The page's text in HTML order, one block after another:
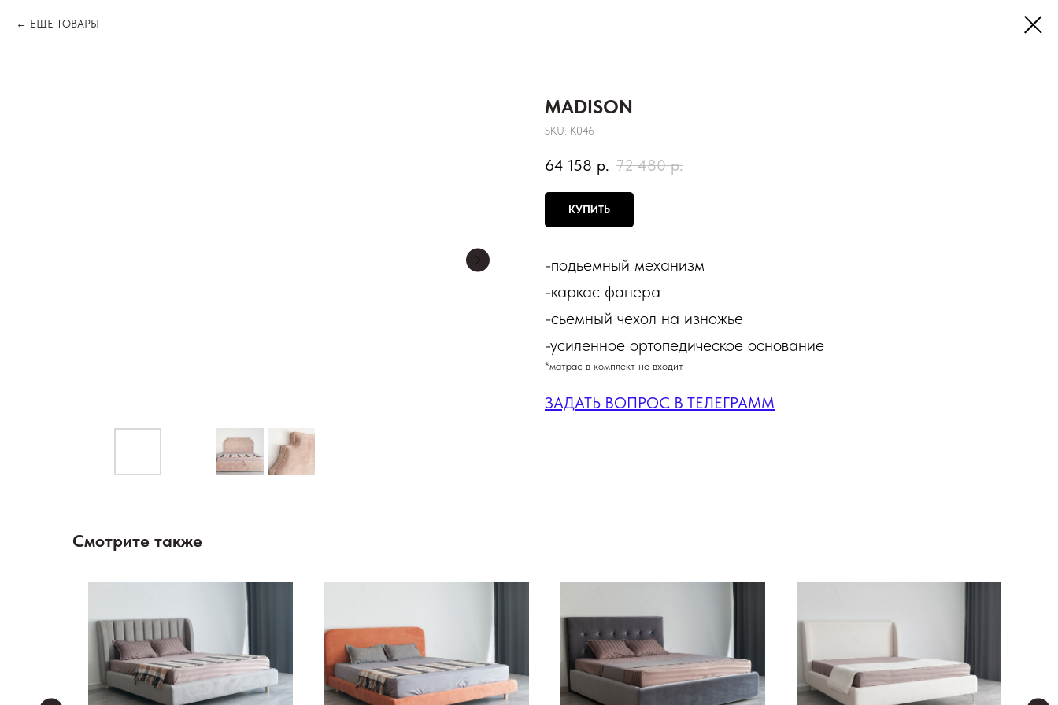
ЕЩЕ ТОВАРЫ
MADISON
SKU: К046
64 158 р. 72 480 р.
КУПИТЬ
-подьемный механизм
-каркас фанера
-сьемный чехол на изножье
-усиленное ортопедическое основание
*матрас в комплект не входит
ЗАДАТЬ ВОПРОС В ТЕЛЕГРАММ
Смотрите также